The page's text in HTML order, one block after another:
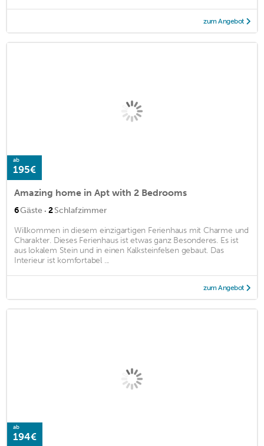
zum Angebot
ab
195€
Amazing home in Apt with 2 Bedrooms
6Gäste · 2Schlafzimmer
Willkommen in diesem einzigartigen Ferienhaus mit Charme und
Charakter. Dieses Ferienhaus ist etwas ganz Besonderes. Es ist
aus lokalem Stein und in einen Kalksteinfelsen gebaut. Das
Interieur ist komfortabel ...
zum Angebot
ab
194€